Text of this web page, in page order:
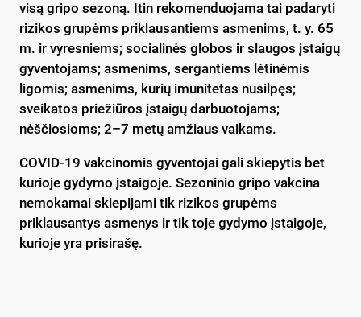
visą gripo sezoną. Itin rekomenduojama tai padaryti
rizikos grupėms priklausantiems asmenims, t. y. 65
m. ir vyresniems; socialinės globos ir slaugos įstaigų
gyventojams; asmenims, sergantiems lėtinėmis
ligomis; asmenims, kurių imunitetas nusilpęs;
sveikatos priežiūros įstaigų darbuotojams;
nėščiosioms; 2–7 metų amžiaus vaikams.
COVID-19 vakcinomis gyventojai gali skiepytis bet
kurioje gydymo įstaigoje. Sezoninio gripo vakcina
nemokamai skiepijami tik rizikos grupėms
priklausantys asmenys ir tik toje gydymo įstaigoje,
kurioje yra prisirašę.